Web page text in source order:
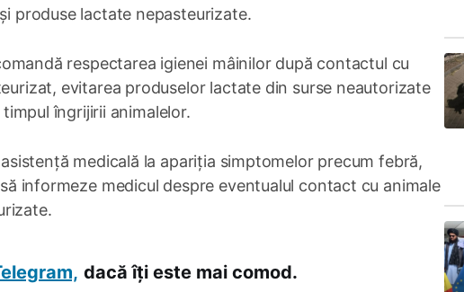
produse lactate nepasteurizate.
respectarea igienei mâinilor după contactul cu
evitarea produselor lactate din surse neautorizate
îngrijirii animalelor.
medicală la apariția simptomelor precum febră,
informeze medicul despre eventualul contact cu animale
dacă îți este mai comod.